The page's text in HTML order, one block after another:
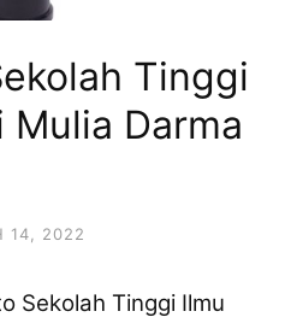
Tinggi
Mulia Darma
14, 2022
Sekolah Tinggi Ilmu